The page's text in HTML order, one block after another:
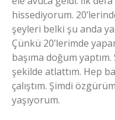
hissediyorum.
şeyleri belki şu anda
Çünkü 20’lerimde
başıma doğum
şekilde atlattım. Hep
çalıştım. Şimdi
yaşıyorum.